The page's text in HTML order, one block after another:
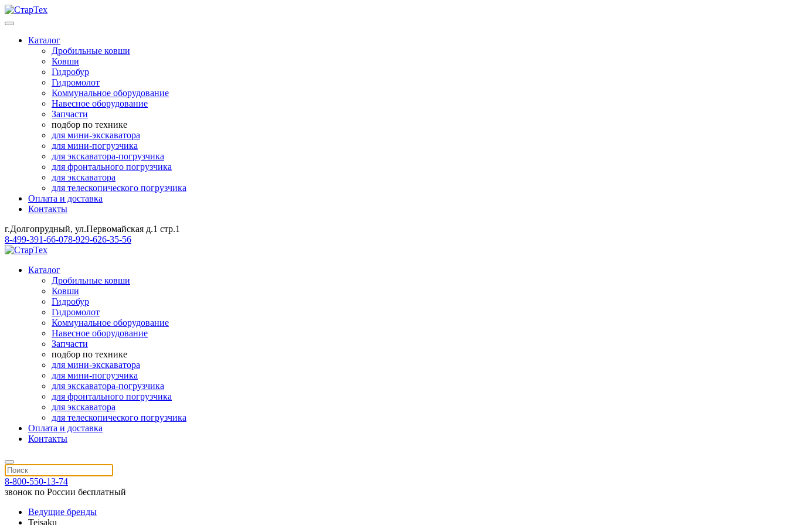
Каталог
Дробильные ковши
Ковши
Гидробур
Гидромолот
Коммунальное оборудование
Навесное оборудование
Запчасти
подбор по технике
для мини-экскаватора
для мини-погрузчика
для экскаватора-погрузчика
для фронтального погрузчика
для экскаватора
для телескопического погрузчика
Оплата и доставка
Контакты
г.Долгопрудный, ул.Первомайская д.1 стр.1
8-499-391-66-078-929-626-35-56
Каталог
Дробильные ковши
Ковши
Гидробур
Гидромолот
Коммунальное оборудование
Навесное оборудование
Запчасти
подбор по технике
для мини-экскаватора
для мини-погрузчика
для экскаватора-погрузчика
для фронтального погрузчика
для экскаватора
для телескопического погрузчика
Оплата и доставка
Контакты
8-800-550-13-74
звонок по России бесплатный
Ведущие бренды
Teisaku